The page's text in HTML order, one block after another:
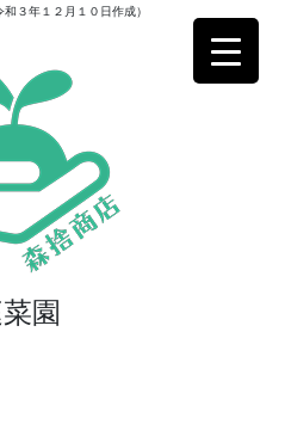
３年１２月１０日作成）
菜園